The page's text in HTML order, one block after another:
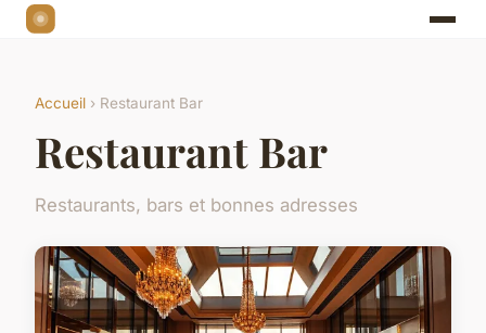
Accueil › Restaurant Bar
Restaurant Bar
Restaurants, bars et bonnes adresses